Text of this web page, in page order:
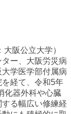
阪公立大学）
ー、大阪労災病
学医学部付属病
経て、令和5年
化器外科や心臓
る幅広い修練経